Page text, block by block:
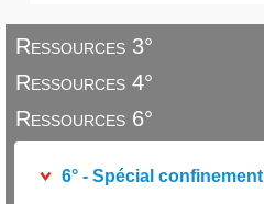
Ressources 3°
Ressources 4°
Ressources 6°
6° - Spécial confinement